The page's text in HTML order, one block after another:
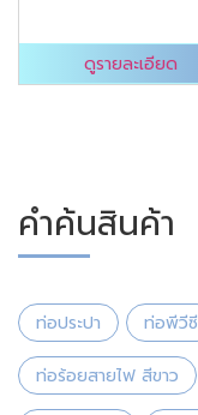
ดูรายละเอียด
คำค้นสินค้า
ท่อประปา ท่อพีวีซี
ท่อร้อยสายไฟ สีขาว